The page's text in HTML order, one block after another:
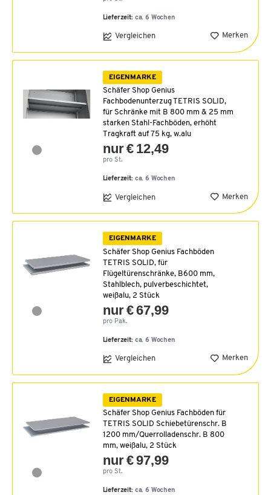
Lieferzeit: ca. 6 Wochen
Vergleichen Merken
EIGENMARKE
Schäfer Shop Genius
Fachbodenunterzug TETRIS SOLID,
für Schränke mit B 800 mm & 25 mm
starken Stahl-Fachböden, erhöht
Tragkraft auf 75 kg, w.alu
nur € 12,49
pro St.
Lieferzeit: ca. 6 Wochen
Vergleichen Merken
EIGENMARKE
Schäfer Shop Genius Fachböden
TETRIS SOLID, für
Flügeltürenschränke, B600 mm,
Stahlblech, pulverbeschichtet,
weißalu, 2 Stück
nur € 67,99
pro Pak.
Lieferzeit: ca. 6 Wochen
Vergleichen Merken
EIGENMARKE
Schäfer Shop Genius Fachböden für
TETRIS SOLID Schiebetürenschr. B
1200 mm/Querrolladenschr. B 800
mm, weißalu, 2 Stück
nur € 97,99
pro St.
Lieferzeit: ca. 6 Wochen